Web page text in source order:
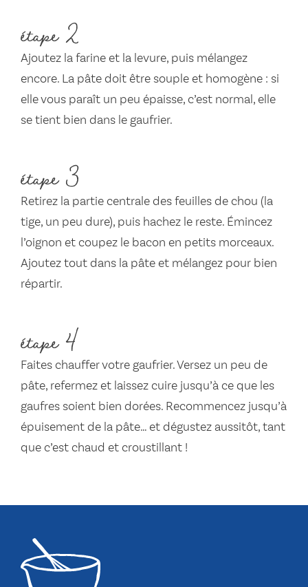
étape 2
Ajoutez la farine et la levure, puis mélangez
encore. La pâte doit être souple et homogène : si
elle vous paraît un peu épaisse, c’est normal, elle
se tient bien dans le gaufrier.
étape 3
Retirez la partie centrale des feuilles de chou (la
tige, un peu dure), puis hachez le reste. Émincez
l’oignon et coupez le bacon en petits morceaux.
Ajoutez tout dans la pâte et mélangez pour bien
répartir.
étape 4
Faites chauffer votre gaufrier. Versez un peu de
pâte, refermez et laissez cuire jusqu’à ce que les
gaufres soient bien dorées. Recommencez jusqu’à
épuisement de la pâte… et dégustez aussitôt, tant
que c’est chaud et croustillant !